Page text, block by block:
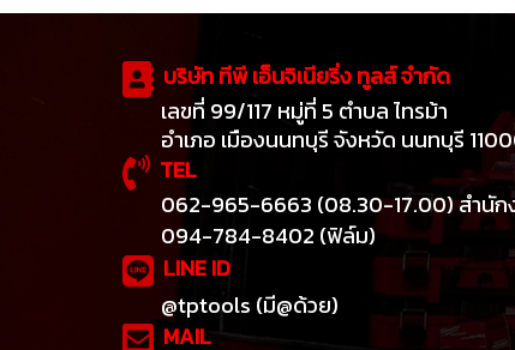
บริษัท ทีพี เอ็นจิเนียริ่ง ทูลส์ จำกัด
เลขที่ 99/117 หมู่ที่ 5 ตำบล ไทรม้า
อำเภอ เมืองนนทบุรี จังหวัด นนทบุรี
TEL
062-965-6663 (08.30-17.00) สำนัก
094-784-8402 (ฟิล์ม)
LINE ID
@tptools (มี@ด้วย)
MAIL